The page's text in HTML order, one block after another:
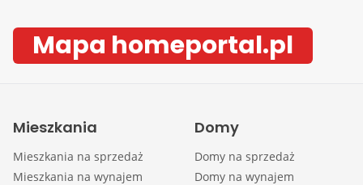
Mapa homeportal.pl
Mieszkania
Mieszkania na sprzedaż
Mieszkania na wynajem
Domy
Domy na sprzedaż
Domy na wynajem